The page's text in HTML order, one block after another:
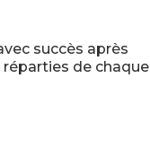
succès après
de chaque